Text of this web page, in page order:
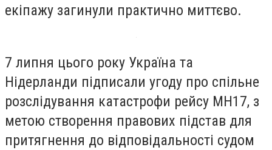
екіпажу загинули практично миттєво.
7 липня цього року Україна та
Нідерланди підписали угоду про спільне
розслідування катастрофи рейсу MH17, з
метою створення правових підстав для
притягнення до відповідальності судом